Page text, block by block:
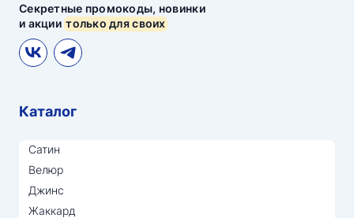
Секретные промокоды, новинки
и акциитолько для своих
Каталог
Сатин
Велюр
Джинс
Жаккард